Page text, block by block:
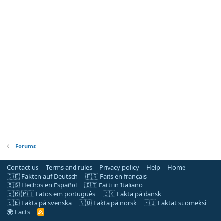
Forums
Contact us Terms and rules Privacy policy Help
Home
🇩🇪 Fakten auf Deutsch
🇫🇷 Faits en français
🇪🇸 Hechos en Español
🇮🇹 Fatti in Italiano
🇧🇷 🇵🇹 Fatos em português
🇩🇰 Fakta på dansk
🇸🇪 Fakta på svenska
🇳🇴 Fakta på norsk
🇫🇮 Faktat suomeksi
🌍 Facts
R